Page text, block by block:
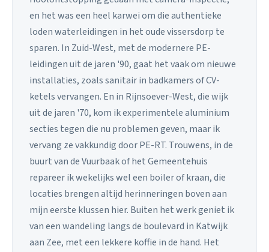
en het was een heel karwei om die authentieke
loden waterleidingen in het oude vissersdorp te
sparen. In Zuid-West, met de modernere PE-
leidingen uit de jaren '90, gaat het vaak om nieuwe
installaties, zoals sanitair in badkamers of CV-
ketels vervangen. En in Rijnsoever-West, die wijk
uit de jaren '70, kom ik experimentele aluminium
secties tegen die nu problemen geven, maar ik
vervang ze vakkundig door PE-RT. Trouwens, in de
buurt van de Vuurbaak of het Gemeentehuis
repareer ik wekelijks wel een boiler of kraan, die
locaties brengen altijd herinneringen boven aan
mijn eerste klussen hier. Buiten het werk geniet ik
van een wandeling langs de boulevard in Katwijk
aan Zee, met een lekkere koffie in de hand. Het